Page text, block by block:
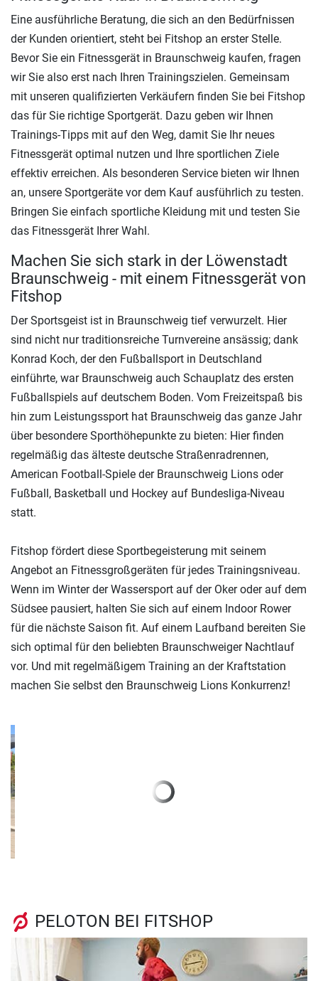
Eine ausführliche Beratung, die sich an den Bedürfnissen
der Kunden orientiert, steht bei Fitshop an erster Stelle.
Bevor Sie ein Fitnessgerät in Braunschweig kaufen, fragen
wir Sie also erst nach Ihren Trainingszielen. Gemeinsam
mit unseren qualifizierten Verkäufern finden Sie bei Fitshop
das für Sie richtige Sportgerät. Dazu geben wir Ihnen
Trainings-Tipps mit auf den Weg, damit Sie Ihr neues
Fitnessgerät optimal nutzen und Ihre sportlichen Ziele
effektiv erreichen. Als besonderen Service bieten wir Ihnen
an, unsere Sportgeräte vor dem Kauf ausführlich zu testen.
Bringen Sie einfach sportliche Kleidung mit und testen Sie
das Fitnessgerät Ihrer Wahl.
Machen Sie sich stark in der Löwenstadt
Braunschweig - mit einem Fitnessgerät von
Fitshop
Der Sportsgeist ist in Braunschweig tief verwurzelt. Hier
sind nicht nur traditionsreiche Turnvereine ansässig; dank
Konrad Koch, der den Fußballsport in Deutschland
einführte, war Braunschweig auch Schauplatz des ersten
Fußballspiels auf deutschem Boden. Vom Freizeitspaß bis
hin zum Leistungssport hat Braunschweig das ganze Jahr
über besondere Sporthöhepunkte zu bieten: Hier finden
regelmäßig das älteste deutsche Straßenradrennen,
American Football-Spiele der Braunschweig Lions oder
Fußball, Basketball und Hockey auf Bundesliga-Niveau
statt.
Fitshop fördert diese Sportbegeisterung mit seinem
Angebot an Fitnessgroßgeräten für jedes Trainingsniveau.
Wenn im Winter der Wassersport auf der Oker oder auf dem
Südsee pausiert, halten Sie sich auf einem Indoor Rower
für die nächste Saison fit. Auf einem Laufband bereiten Sie
sich optimal für den beliebten Braunschweiger Nachtlauf
vor. Und mit regelmäßigem Training an der Kraftstation
machen Sie selbst den Braunschweig Lions Konkurrenz!
PELOTON BEI FITSHOP